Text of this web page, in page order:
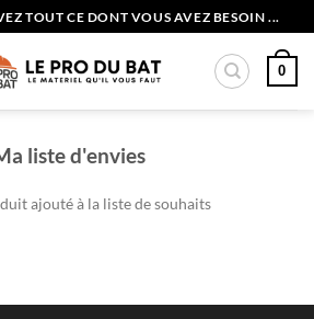
TOUT CE DONT VOUS AVEZ BESOIN ...
0
liste d'envies
ajouté à la liste de souhaits